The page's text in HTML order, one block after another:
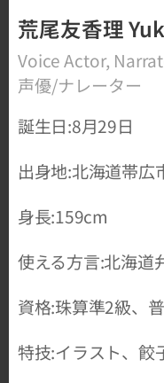
荒尾友香理
Voice Actor,
声優/ナレーター
誕生日:8月29日
出身地:北海道帯広
身長:159cm
使える方言:北海道
資格:珠算準2級、
特技:イラスト、餃